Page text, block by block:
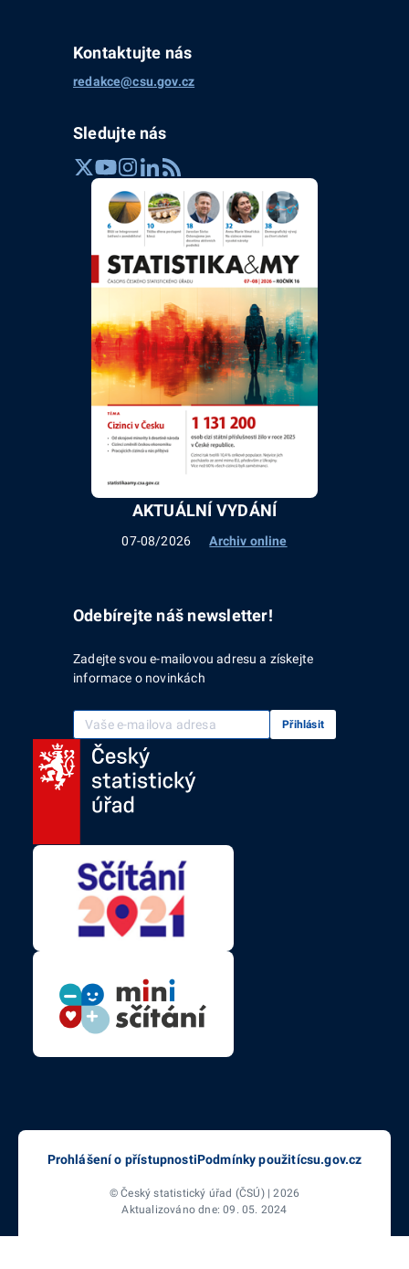
Kontaktujte nás
redakce@csu.gov.cz
Sledujte nás
AKTUÁLNÍ VYDÁNÍ
07-08/2026 Archiv online
Odebírejte náš newsletter!
Zadejte svou e-mailovou adresu a získejte
informace o novinkách
Vaše e-mailová adresa Přihlásit
Prohlášení o přístupnostiPodmínky použitícsu.gov.cz
© Český statistický úřad (ČSÚ) | 2026
Aktualizováno dne: 09. 05. 2024